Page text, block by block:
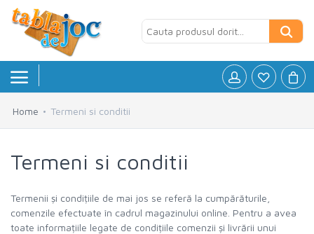
Jocuri logice »
Puzzle
Home Termeni si conditii
Termeni si conditii
Termenii și condițiile de mai jos se referă la cumpărăturile,
comenzile efectuate în cadrul magazinului online. Pentru a avea
toate informațiile legate de condițiile comenzii și livrării unui